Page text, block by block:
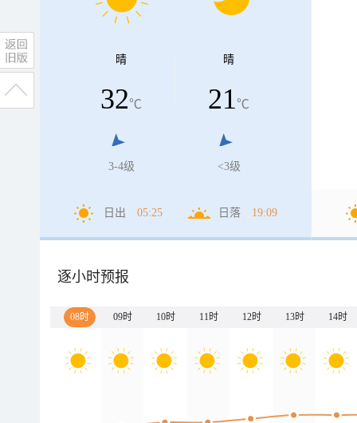
晴
32℃
3-4级
晴
21℃
<3级
日出 05:25 日落 19:09
逐小时预报
08时 09时 10时 11时 12时 13时 14时